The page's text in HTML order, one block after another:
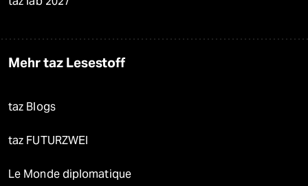
Mehr taz Lesestoff
taz Blogs
taz FUTURZWEI
Le Monde diplomatique